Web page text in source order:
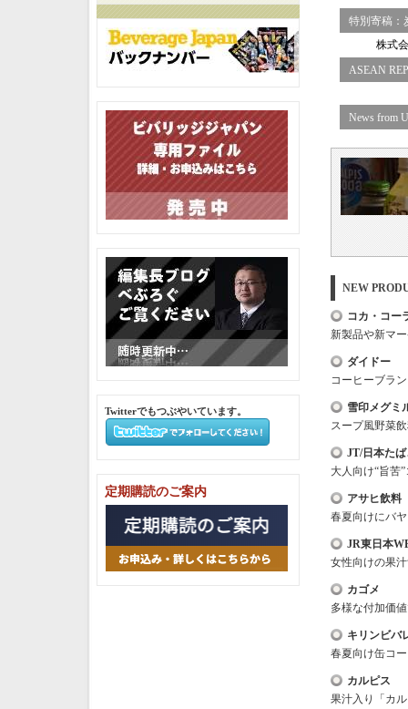
特別寄稿：
株式
ASEAN
News from
NEW
コカ・コー
新製品や新マ
ダイドー
コーヒーブラ
雪印メグミ
スープ風野菜
JT/日本た
大人向け“旨苦
アサヒ飲料
春夏向けにバ
JR東日本
女性向けの果
カゴメ
多様な付加価
キリンビバ
春夏向け缶コ
カルピス
果汁入り「カ
Twitterでもつぶやいています。
定期購読のご案内